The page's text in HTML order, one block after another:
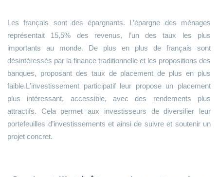
Les français sont des épargnants. L’épargne des ménages
représentait 15,5% des revenus, l’un des taux les plus
importants au monde. De plus en plus de français sont
désintéressés par la finance traditionnelle et les propositions des
banques, proposant des taux de placement de plus en plus
faible.L'investissement participatif leur propose un placement
plus intéressant, accessible, avec des rendements plus
attractifs. Cela permet aux investisseurs de diversifier leur
portefeuilles d’investissements et ainsi de suivre et soutenir un
projet concret.